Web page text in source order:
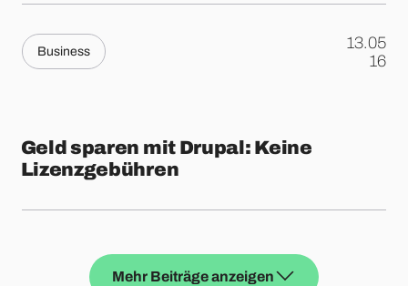
Business
13.05
.16
Geld sparen mit Drupal: Keine
Lizenzgebühren
Mehr Beiträge anzeigen